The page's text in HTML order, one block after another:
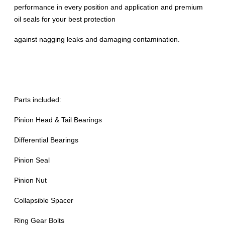
performance in every position and application and premium
oil seals for your best protection
against nagging leaks and damaging contamination.
Parts included:
Pinion Head & Tail Bearings
Differential Bearings
Pinion Seal
Pinion Nut
Collapsible Spacer
Ring Gear Bolts